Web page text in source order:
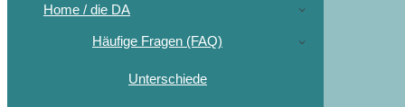
Home / die DA
Häufige Fragen (FAQ)
Unterschiede